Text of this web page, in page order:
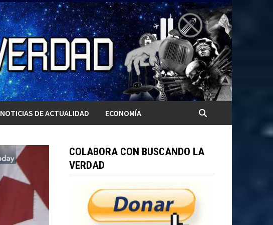
NOTICIAS DE ACTUALIDAD ECONOMÍA
COLABORA CON BUSCANDO LA
VERDAD